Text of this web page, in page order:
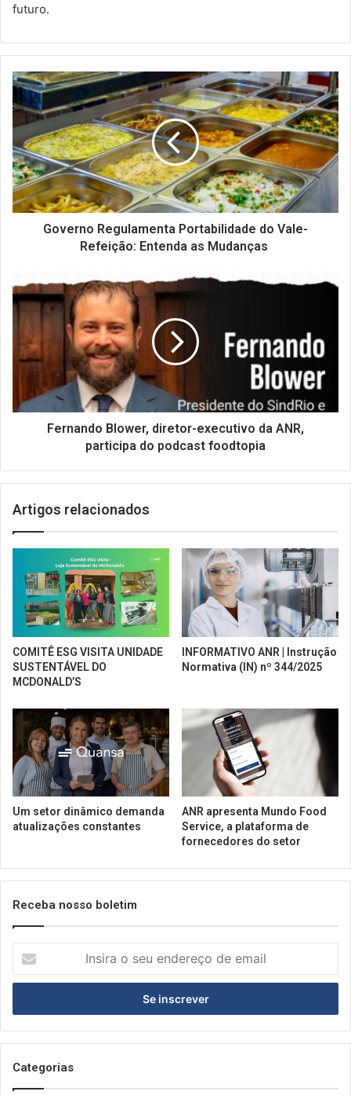
futuro.
Governo
Regulamenta
Portabilidade
do
Vale-
Refeição:
Entenda
as
Mudanças
Governo Regulamenta Portabilidade do Vale-
Refeição: Entenda as Mudanças
Blower,
diretor-
da
ANR,
podcast
foodtopiaFernando Blower, diretor-executivo da ANR,
participa do podcast foodtopia
Artigos relacionados
COMITÊ ESG VISITA UNIDADE
SUSTENTÁVEL DO
MCDONALD’S
INFORMATIVO ANR | Instrução
Normativa (IN) nº 344/2025
Um setor dinâmico demanda
atualizações constantes
ANR apresenta Mundo Food
Service, a plataforma de
fornecedores do setor
Receba nosso boletim
seu
de
email
Categorias